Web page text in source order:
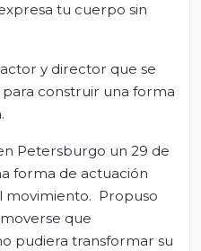
tu cuerpo sin
y director que se
construir una forma
Petersburgo un 29 de
forma de actuación
movimiento. Propuso
que
pudiera transformar su